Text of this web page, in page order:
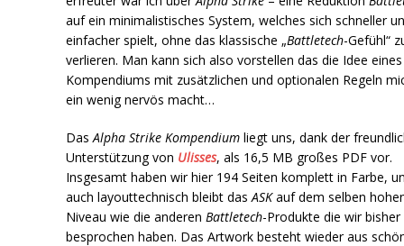
auf ein minimalistisches System, welches sich schneller
einfacher spielt, ohne das klassische „Battletech-Gefühl“
verlieren. Man kann sich also vorstellen das die Idee eines
Kompendiums mit zusätzlichen und optionalen Regeln
ein wenig nervös macht…
DasAlpha Strike Kompendium liegt uns, dank der
Unterstützung von Ulisses, als 16,5 MB großes PDF vor.
Insgesamt haben wir hier 194 Seiten komplett in Farbe,
auch layouttechnisch bleibt dasASKauf dem selben
Niveau wie die anderen Battletech-Produkte die wir bisher
besprochen haben. Das Artwork besteht wieder aus